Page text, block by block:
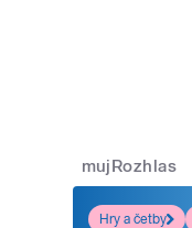
mujRozhlas
Hry a četby